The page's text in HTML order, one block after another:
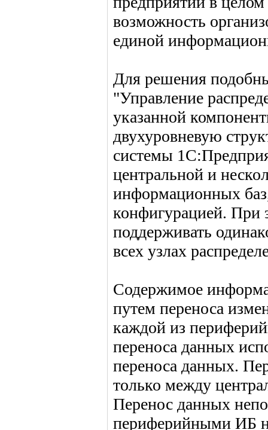
возможность
единой
Для решения
"Управление
указанной
двухуровневую
системы
центральной и
информационных
конфигурацией. При
поддерживать
всех узлах
Содержимое
путем переноса
каждой из
переноса данных
переноса данных.
только между
Перенос данных
периферийными ИБ